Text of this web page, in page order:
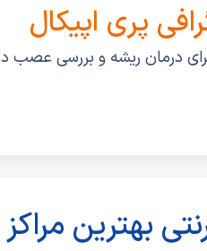
پری اپیکال
درمان ریشه و بررسی عصب
بهترین